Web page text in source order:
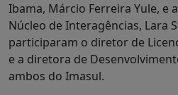
Ibama, Márcio Ferreira Yule, e
Núcleo de Interagências, Lara
participaram o diretor de
e a diretora de
ambos do Imasul.